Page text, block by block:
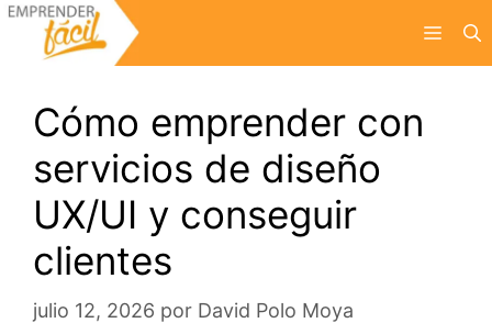
Saltar
Menú
Cómo emprender con
servicios de diseño
UX/UI y conseguir
clientes
julio 12, 2026 por David Polo Moya